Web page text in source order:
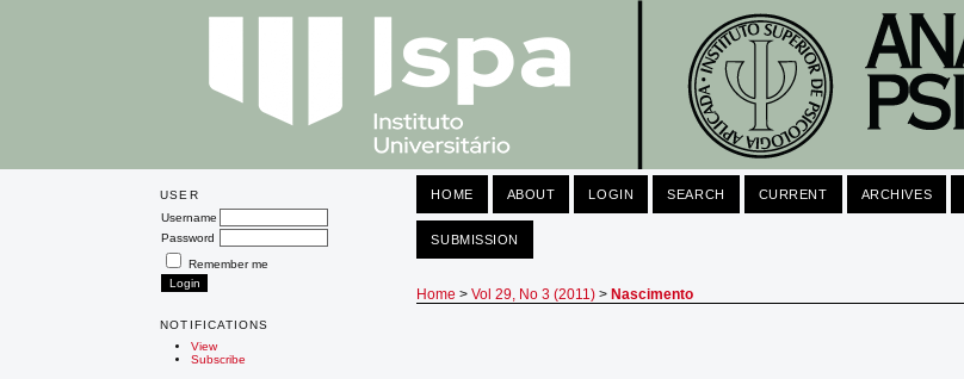
USER
Username
Password
Remember me
NOTIFICATIONS
View
Subscribe
HOME ABOUT LOGIN SEARCH CURRENT ARCHIVES
SUBMISSION
Home >Vol 29, No 3 (2011) > Nascimento